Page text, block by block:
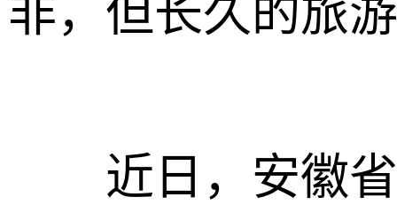
非，但长久的旅
近日，安徽省